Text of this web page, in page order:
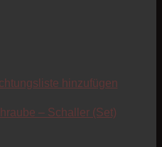
hinzufügen
– Schaller (Set)